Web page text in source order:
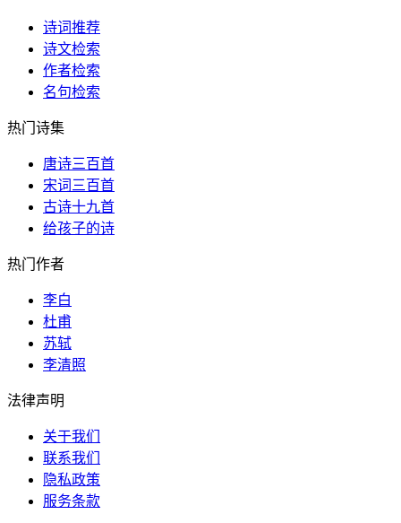
诗词推荐
诗文检索
作者检索
名句检索
热门诗集
唐诗三百首
宋词三百首
古诗十九首
给孩子的诗
热门作者
李白
杜甫
苏轼
李清照
法律声明
关于我们
联系我们
隐私政策
服务条款